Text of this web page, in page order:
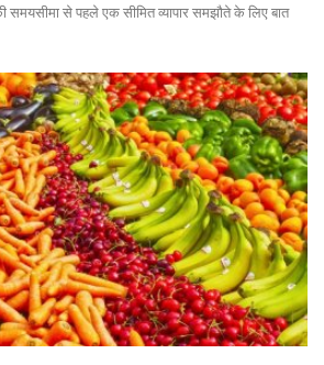
से पहले एक सीमित व्यापार समझौते के लिए बात